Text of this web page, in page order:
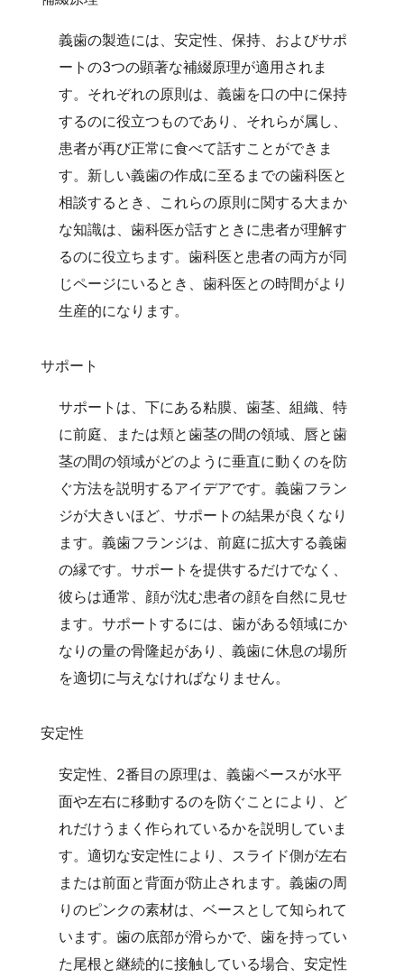
義歯の製造には、安定性、保持、およびサポ
ートの3つの顕著な補綴原理が適用されま
す。それぞれの原則は、義歯を口の中に保持
するのに役立つものであり、それらが属し、
患者が再び正常に食べて話すことができま
す。新しい義歯の作成に至るまでの歯科医と
相談するとき、これらの原則に関する大まか
な知識は、歯科医が話すときに患者が理解す
るのに役立ちます。歯科医と患者の両方が同
じページにいるとき、歯科医との時間がより
生産的になります。
サポート
サポートは、下にある粘膜、歯茎、組織、特
に前庭、または頬と歯茎の間の領域、唇と歯
茎の間の領域がどのように垂直に動くのを防
ぐ方法を説明するアイデアです。義歯フラン
ジが大きいほど、サポートの結果が良くなり
ます。義歯フランジは、前庭に拡大する義歯
の縁です。サポートを提供するだけでなく、
彼らは通常、顔が沈む患者の顔を自然に見せ
ます。サポートするには、歯がある領域にか
なりの量の骨隆起があり、義歯に休息の場所
を適切に与えなければなりません。
安定性
安定性、2番目の原理は、義歯ベースが水平
面や左右に移動するのを防ぐことにより、ど
れだけうまく作られているかを説明していま
す。適切な安定性により、スライド側が左右
または前面と背面が防止されます。義歯の周
りのピンクの素材は、ベースとして知られて
います。歯の底部が滑らかで、歯を持ってい
た尾根と継続的に接触している場合、安定性